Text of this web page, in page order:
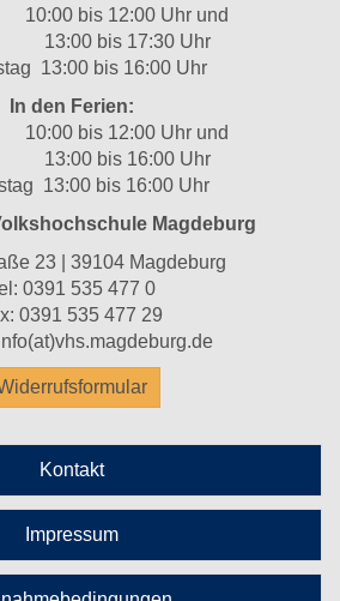
bis 12:00 Uhr und
bis 17:30 Uhr
13:00 bis 16:00 Uhr
In den Ferien:
bis 12:00 Uhr und
bis 16:00 Uhr
13:00 bis 16:00 Uhr
Magdeburg
23 | 39104 Magdeburg
0391 535 477 0
0391 535 477 29
Kontakt
Impressum